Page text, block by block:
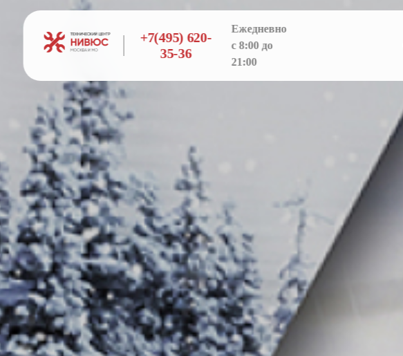
+7(495) 620-
35-36
Ежедневно
с 8:00 до
21:00